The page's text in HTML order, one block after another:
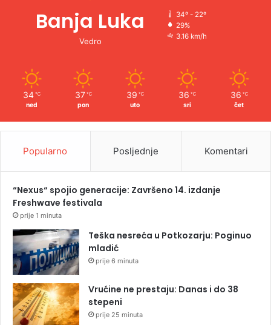
Banja Luka
Vedro
34º - 22º
29%
3.16 km/h
34 ℃
ned
37 ℃
pon
39 ℃
uto
36 ℃
sri
36 ℃
čet
Popularno Posljednje Komentari
“Nexus“ spojio generacije: Završeno 14. izdanje
Freshwave festivala
prije 1 minuta
Teška nesreća u Potkozarju: Poginuo
mladić
prije 6 minuta
Vrućine ne prestaju: Danas i do 38
stepeni
prije 25 minuta